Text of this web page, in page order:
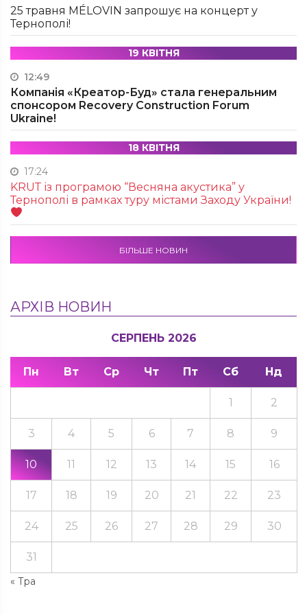
25 травня MÉLOVIN запрошує на концерт у
Тернополі!
19 КВІТНЯ
12:49
Компанія «Креатор-Буд» стала генеральним
спонсором Recovery Construction Forum
Ukraine!
18 КВІТНЯ
17:24
KRUТ із програмою “Весняна акустика” у
Тернополі в рамках туру містами Заходу України!
БІЛЬШЕ НОВИН
АРХІВ НОВИН
СЕРПЕНЬ 2026
Пн Вт Ср Чт Пт Сб Нд
« Тра
1 2
3 4 5 6 7 8 9
10 11 12 13 14 15 16
17 18 19 20 21 22 23
24 25 26 27 28 29 30
31